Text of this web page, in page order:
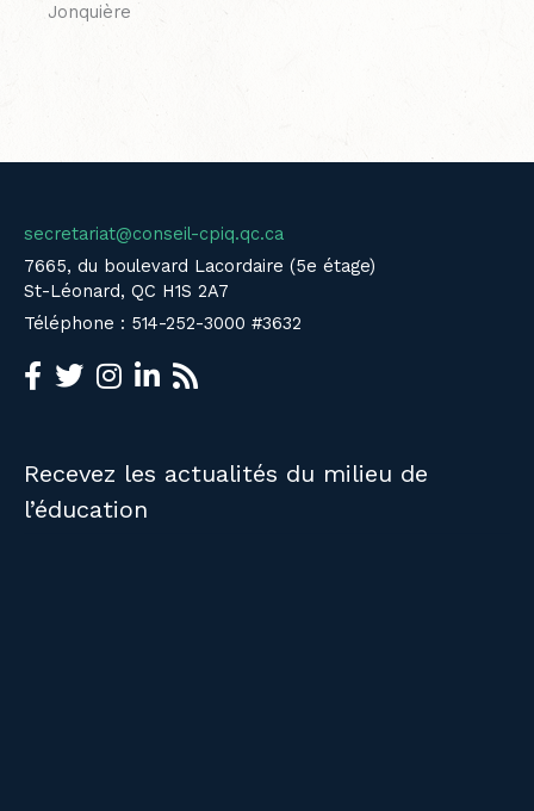
Jonquière
secretariat@conseil-cpiq.qc.ca
7665, du boulevard Lacordaire (5e étage)
St-Léonard, QC H1S 2A7
Téléphone : 514-252-3000 #3632
Recevez les actualités du milieu de
l’éducation